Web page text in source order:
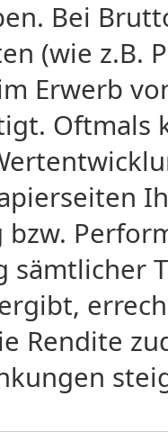
Bei
(wie z.B.
Erwerb
Oftmals
sämtlicher
Rendite